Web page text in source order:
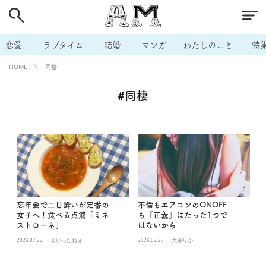
恋愛 ラブタイム 結婚 マンガ わたしのこと 特
HOME 同棲
#同棲
忘年会で二日酔いが定番の
女子へ！食べる点滴「ミネ
ストローネ」
2026.07.22 | まいったねぇ
不倫もエアコンのONOFF
も「正義」はたった1つで
はないから
2026.02.27 | 大泉りか
# 男の本音 # セフレ
# 不倫 # 出会う方法 # マッチングアプリ
# ラブグッズ
# モテテク # セフレから本命へ
# おもしろライフ